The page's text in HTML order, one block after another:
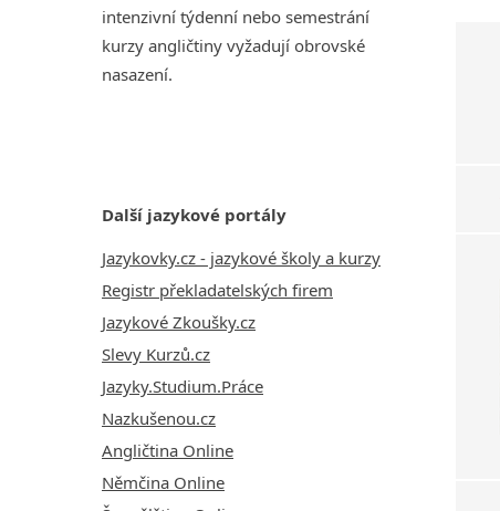
intenzivní týdenní nebo semestrání
kurzy angličtiny vyžadují obrovské
nasazení.
Další jazykové portály
Jazykovky.cz - jazykové školy a kurzy
Registr překladatelských firem
Jazykové Zkoušky.cz
Slevy Kurzů.cz
Jazyky.Studium.Práce
Nazkušenou.cz
Angličtina Online
Němčina Online